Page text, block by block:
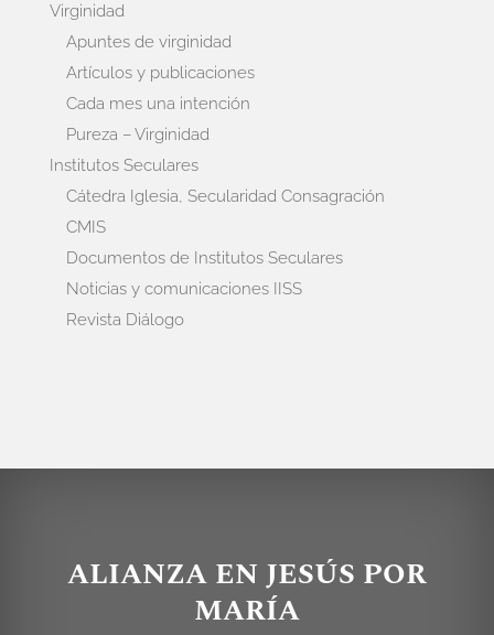
Virginidad
Apuntes de virginidad
Artículos y publicaciones
Cada mes una intención
Pureza – Virginidad
Institutos Seculares
Cátedra Iglesia, Secularidad Consagración
CMIS
Documentos de Institutos Seculares
Noticias y comunicaciones IISS
Revista Diálogo
ALIANZA EN JESÚS POR
MARÍA